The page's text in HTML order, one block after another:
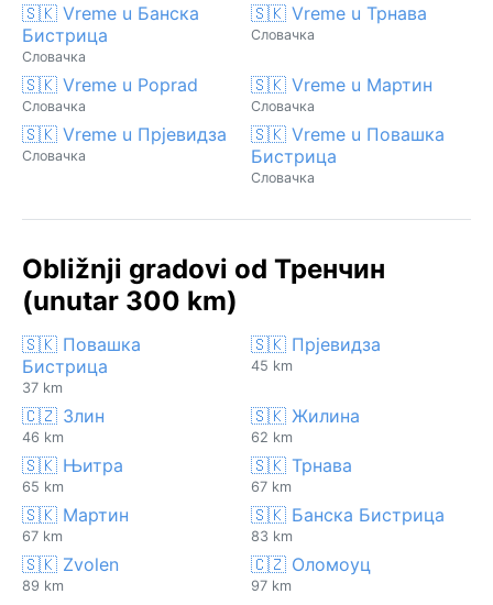
🇸🇰 Vreme u Банска
Бистрица
Словачка
🇸🇰 Vreme u Трнава
Словачка
🇸🇰 Vreme u Poprad
Словачка
🇸🇰 Vreme u Мартин
Словачка
🇸🇰 Vreme u Прјевидза
Словачка
🇸🇰 Vreme u Повашка
Бистрица
Словачка
Obližnji gradovi od Тренчин
(unutar 300 km)
🇸🇰 Повашка
Бистрица
37 km
🇸🇰 Прјевидза
45 km
🇨🇿 Злин
46 km
🇸🇰 Жилина
62 km
🇸🇰 Њитра
65 km
🇸🇰 Трнава
67 km
🇸🇰 Мартин
67 km
🇸🇰 Банска Бистрица
83 km
🇸🇰 Zvolen
89 km
🇨🇿 Оломоуц
97 km